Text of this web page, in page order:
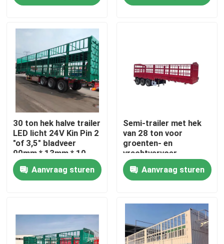
Ongeveer ons
Fabrieksreis
Kwaliteitscontrole
Contact de V.S.
Verzoek om een Citaat
Gebruikte Tipper Trucks
30 ton hek halve trailer
LED licht 24V Kin Pin 2
"of 3,5" bladveer
90mm * 13mm * 10
laag
Aanvraag sturen
Semi-trailer met hek
van 28 ton voor
groenten- en
vrachtvervoer
Aanvraag sturen